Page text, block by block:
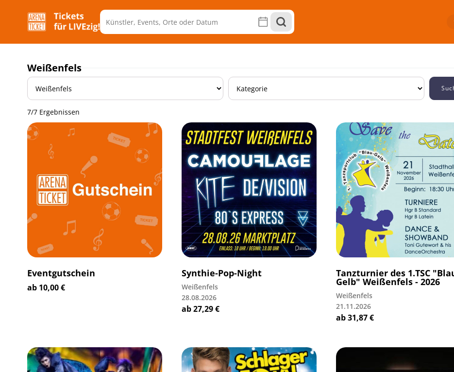
Weißenfels
7/7 Ergebnissen
Eventgutschein
ab 10,00€
Synthie-Pop-Night
Weißenfels
28.08.2026
ab27,29€
Tanzturnier des 1.TSC
Gelb" Weißenfels - 2026
Weißenfels
21.11.2026
ab31,87€